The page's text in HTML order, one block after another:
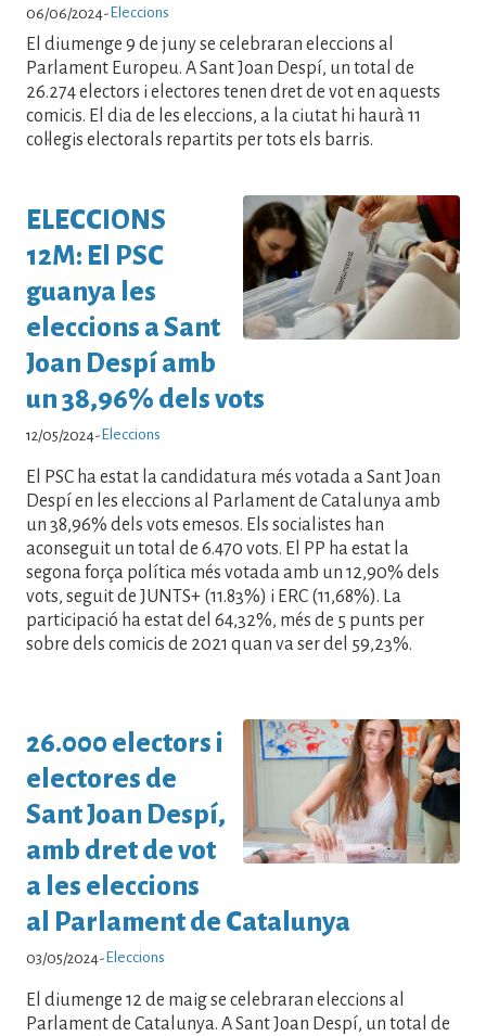
06/06/2024- Eleccions
El diumenge 9 de juny se celebraran eleccions al
Parlament Europeu. A Sant Joan Despí, un total de
26.274 electors i electores tenen dret de vot en aquests
comicis. El dia de les eleccions, a la ciutat hi haurà 11
col·legis electorals repartits per tots els barris.
ELECCIONS
12M: El PSC
guanya les
eleccions a Sant
Joan Despí amb
un 38,96% dels vots
12/05/2024-Eleccions
El PSC ha estat la candidatura més votada a Sant Joan
Despí en les eleccions al Parlament de Catalunya amb
un 38,96% dels vots emesos. Els socialistes han
aconseguit un total de 6.470 vots. El PP ha estat la
segona força política més votada amb un 12,90% dels
vots, seguit de JUNTS+ (11.83%) i ERC (11,68%). La
participació ha estat del 64,32%, més de 5 punts per
sobre dels comicis de 2021 quan va ser del 59,23%.
26.000 electors i
electores de
Sant Joan Despí,
amb dret de vot
a les eleccions
al Parlament de Catalunya
03/05/2024- Eleccions
El diumenge 12 de maig se celebraran eleccions al
Parlament de Catalunya. A Sant Joan Despí, un total de